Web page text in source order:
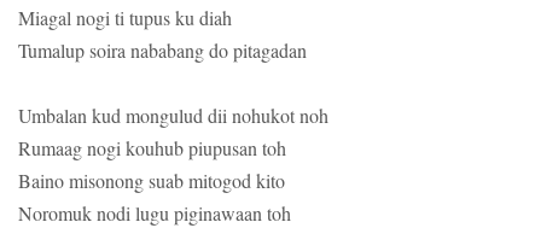
Miagal nogi ti tupus ku diah
Tumalup soira nababang do pitagadan
Umbalan kud mongulud dii nohukot noh
Rumaag nogi kouhub piupusan toh
Baino misonong suab mitogod kito
Noromuk nodi lugu piginawaan toh